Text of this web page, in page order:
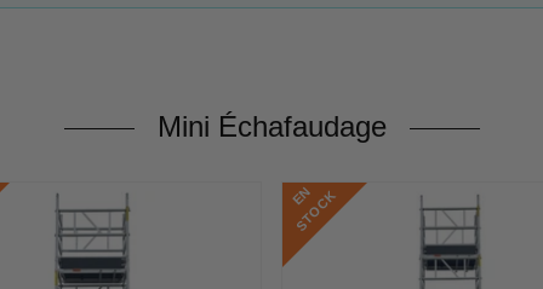
Mini Échafaudage
E
N
S
T
O
C
K